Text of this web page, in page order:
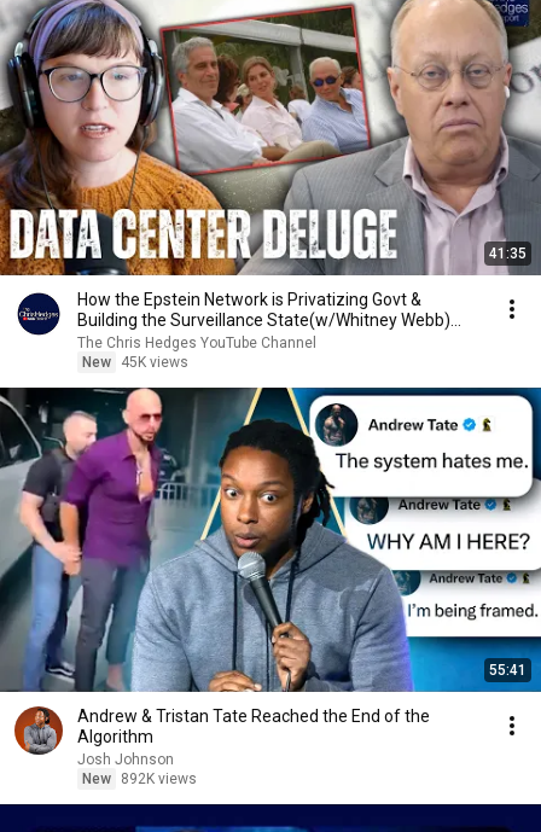
41:35
How the Epstein Network is Privatizing Govt &
Building the Surveillance State(w/Whitney Webb)
|TCHR
The Chris Hedges YouTube Channel
New
45K views
55:41
Andrew & Tristan Tate Reached the End of the
Algorithm
Josh Johnson
New
892K views